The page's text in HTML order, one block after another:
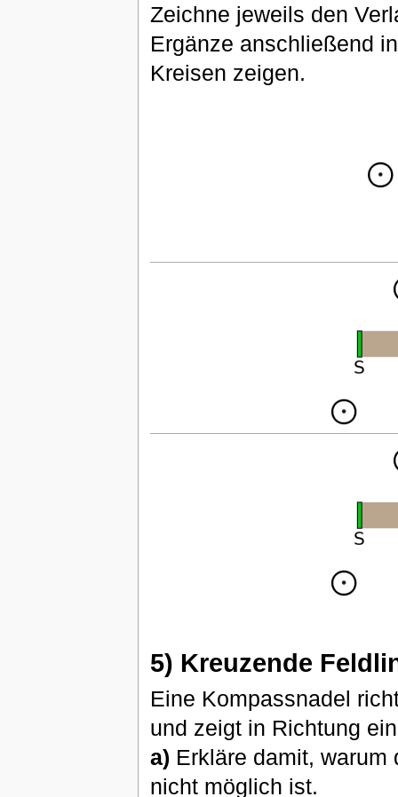
Zeichne jeweils den
Ergänze anschließend
Kreisen zeigen.
5) Kreuzende
Eine Kompassnadel
und zeigt in Richtung
a) Erkläre damit,
nicht möglich ist.